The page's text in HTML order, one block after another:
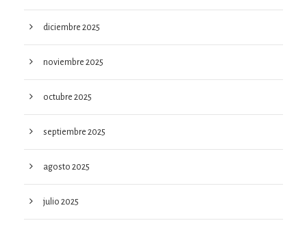
diciembre 2025
noviembre 2025
octubre 2025
septiembre 2025
agosto 2025
julio 2025